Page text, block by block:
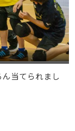
当てられまし